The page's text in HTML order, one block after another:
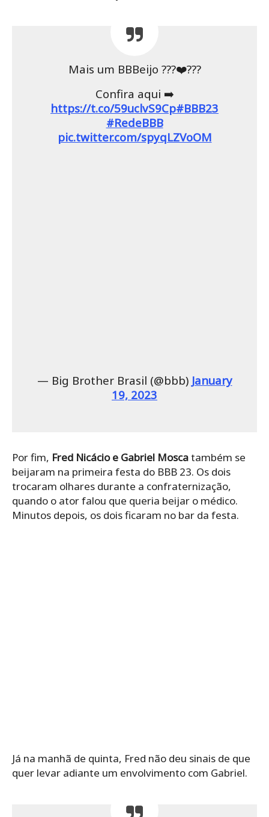
Mais um BBBeijo ???‍❤️‍?‍??
Confira aqui ➡️
https://t.co/59uclvS9Cp#BBB23
#RedeBBB
pic.twitter.com/spyqLZVoOM
— Big Brother Brasil (@bbb) January
19, 2023
Por fim, Fred Nicácio e Gabriel Moscatambém se
beijaram na primeira festa do BBB 23. Os dois
trocaram olhares durante a confraternização,
quando o ator falou que queria beijar o médico.
Minutos depois, os dois ficaram no bar da festa.
Já na manhã de quinta, Fred não deu sinais de que
quer levar adiante um envolvimento com Gabriel.